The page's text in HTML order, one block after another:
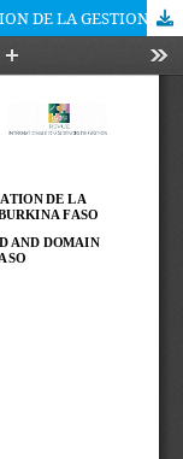
LA PROBLEMATIQUE DE LA DIGITALISATION DE LA GESTION FONCIERE ET DOMAINALE AU BURKINA FASO